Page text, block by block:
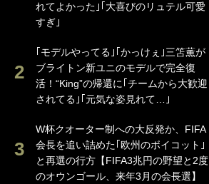
れてよかった｣｢大喜びのリュテル可愛
すぎ｣
｢モデルやってる｣｢かっけぇ｣三笘薫が
ブライトン新ユニのモデルで完全復
活！“King”の帰還に｢チームから大歓迎
されてる｣｢元気な姿見れて…｣
W杯クオーター制への大反発か、FIFA
会長を追い詰めた｢欧州のボイコット｣
と再選の行方【FIFA3兆円の野望と2度
のオウンゴール、来年3月の会長選】